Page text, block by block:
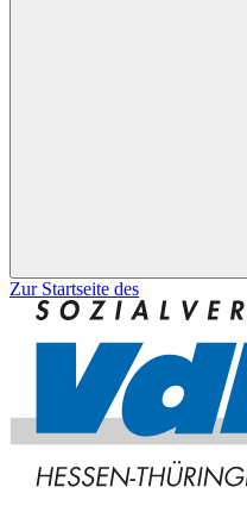
Zur Startseite des